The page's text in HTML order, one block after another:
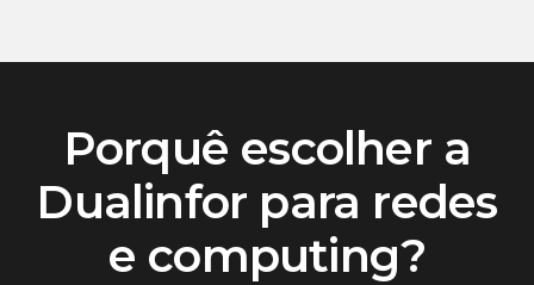
Porquê escolher a
Dualinfor para redes
e computing?